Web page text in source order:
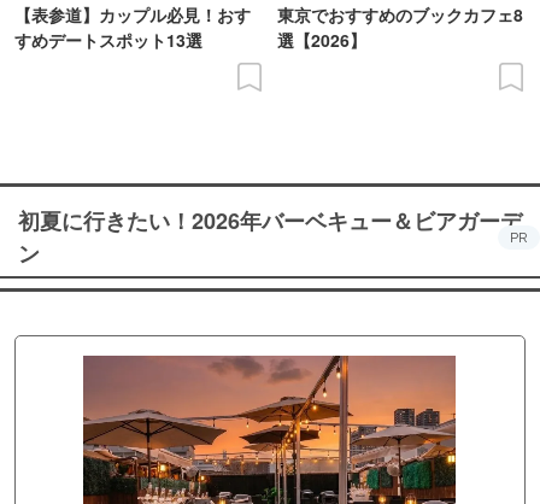
【表参道】カップル必見！おす
すめデートスポット13選
東京でおすすめのブックカフェ8
選【2026】
初夏に行きたい！2026年バーベキュー＆ビアガーデ
ン
PR